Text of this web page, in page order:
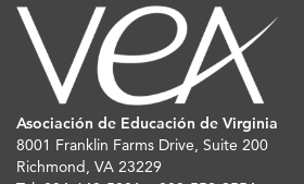
Asociación de Educación de Virginia
8001 Franklin Farms Drive, Suite 200
Richmond, VA 23229